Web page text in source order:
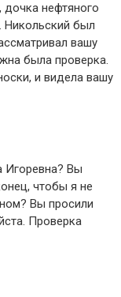
дочка нефтяного
Никольский был
вашу
была проверка.
и видела вашу
Игоревна? Вы
чтобы я не
Вы просили
Проверка